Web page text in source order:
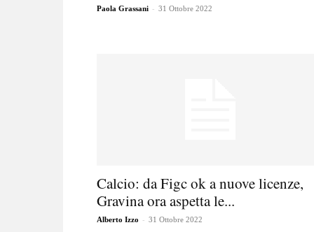
Paola Grassani - 31 Ottobre 2022
Calcio: da Figc ok a nuove licenze,
Gravina ora aspetta le...
Alberto Izzo - 31 Ottobre 2022